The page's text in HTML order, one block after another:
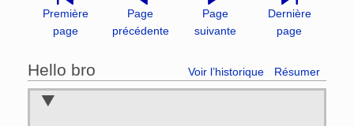
Première
page
Page
précédente
Page
suivante
Dernière
page
Hello bro Voir l’historique Résumer